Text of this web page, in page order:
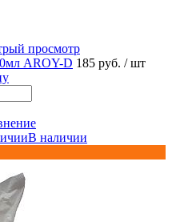
просмотр
AROY-D 185 руб. / шт
В наличии